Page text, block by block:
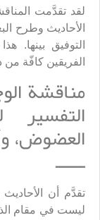
لقد تقدَّمت
الأحاديث وطرح
التوفيق بينها.
الفريقين كافّة من
مناقشة
التفسير
العضوض،
ــــــ
تقدَّم أن
ليست في مقام